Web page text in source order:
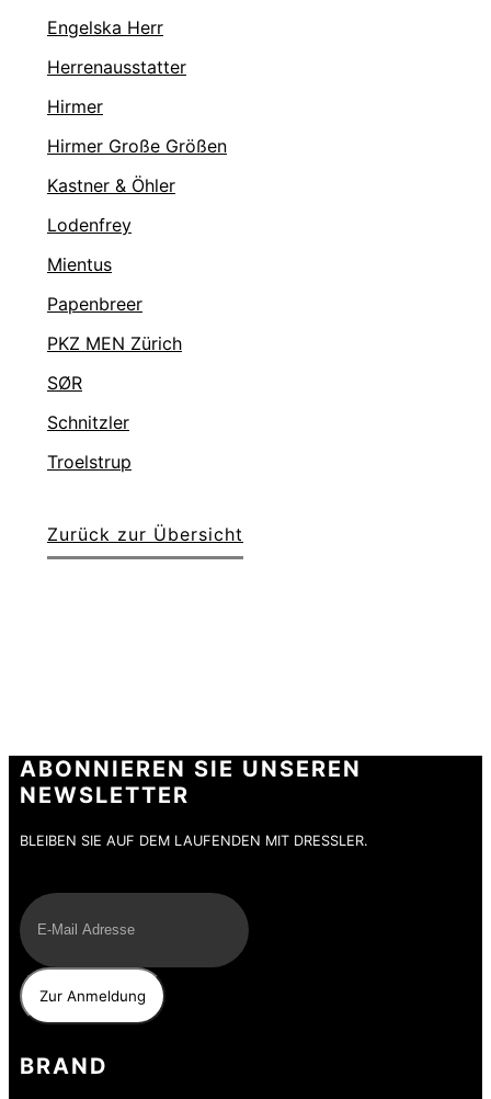
Engelska Herr
Herrenausstatter
Hirmer
Hirmer Große Größen
Kastner & Öhler
Lodenfrey
Mientus
Papenbreer
PKZ MEN Zürich
SØR
Schnitzler
Troelstrup
Zurück zur Übersicht
ABONNIEREN SIE UNSEREN
NEWSLETTER
BLEIBEN SIE AUF DEM LAUFENDEN MIT DRESSLER.
BRAND